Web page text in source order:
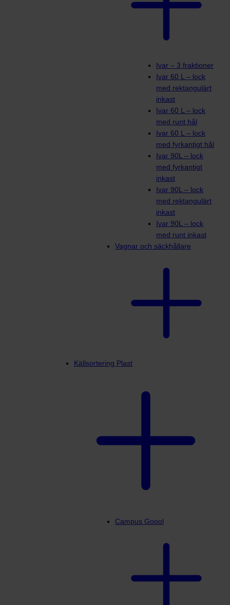
Ivar – 3 fraktioner
Ivar 60 L – lock
med rektangulärt
inkast
Ivar 60 L – lock
med runt hål
Ivar 60 L – lock
med fyrkantigt hål
Ivar 90L – lock
med fyrkantigt
inkast
Ivar 90L – lock
med rektangulärt
inkast
Ivar 90L – lock
med runt inkast
Vagnar och säckhållare
Källsortering Plast
Campus Goool